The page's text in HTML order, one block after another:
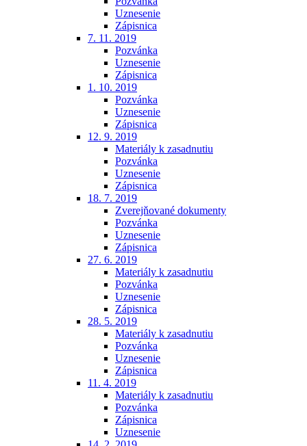
Uznesenie
Zápisnica
7. 11. 2019
Pozvánka
Uznesenie
Zápisnica
1. 10. 2019
Pozvánka
Uznesenie
Zápisnica
12. 9. 2019
Materiály k zasadnutiu
Pozvánka
Uznesenie
Zápisnica
18. 7. 2019
Zverejňované dokumenty
Pozvánka
Uznesenie
Zápisnica
27. 6. 2019
Materiály k zasadnutiu
Pozvánka
Uznesenie
Zápisnica
28. 5. 2019
Materiály k zasadnutiu
Pozvánka
Uznesenie
Zápisnica
11. 4. 2019
Materiály k zasadnutiu
Pozvánka
Zápisnica
Uznesenie